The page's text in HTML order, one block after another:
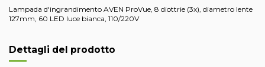
Lampada d'ingrandimento AVEN ProVue, 8 diottrie (3x), diametro lente
127mm, 60 LED luce bianca, 110/220V
Dettagli del prodotto